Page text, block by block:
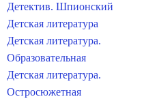
Детектив. Шпионский
Детская литература
Детская литература.
Образовательная
Детская литература.
Остросюжетная